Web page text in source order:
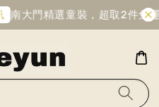
南大門精選童裝，超取2件免運